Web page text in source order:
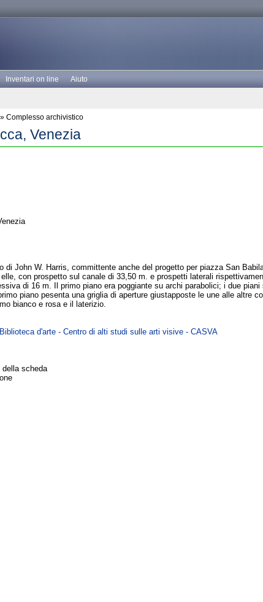
Inventari on line Aiuto
» Complesso archivistico
Venezia
di John W. Harris, committente anche del progetto per piazza San
con prospetto sul canale di 33,50 m. e prospetti laterali
di 16 m. Il primo piano era poggiante su archi parabolici; i due
piano pesenta una griglia di aperture giustapposte le une alle altre
bianco e rosa e il laterizio.
d'arte - Centro di alti studi sulle arti visive - CASVA
della scheda